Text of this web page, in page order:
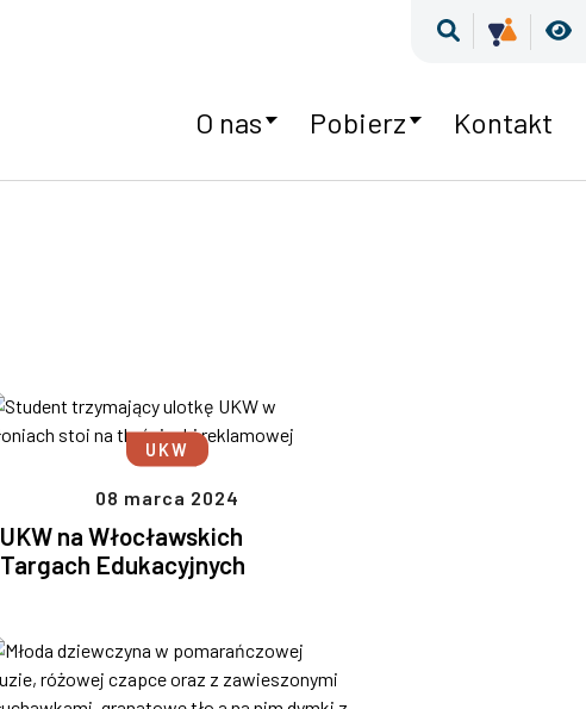
O nas Pobierz Kontakt
UKW
08 marca 2024
UKW na Włocławskich
Targach Edukacyjnych